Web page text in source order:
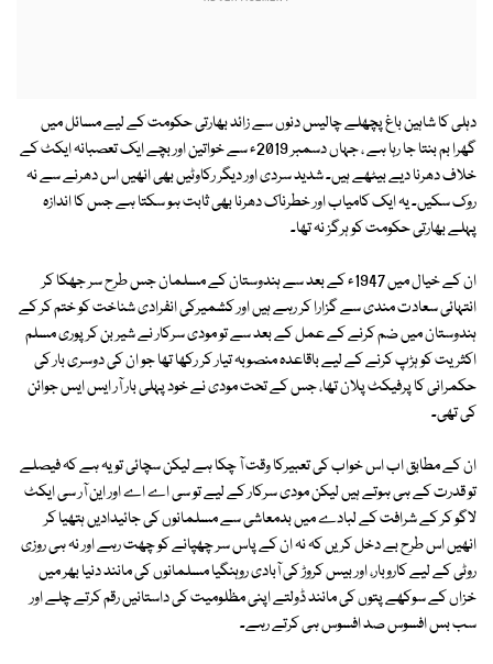
دہلی کا شاہین باغ پچھلے چالیس دنوں سے زائد بھارتی حکومت کے لیے مسائل میں
گھرا بم بنتا جا رہا ہے ، جہاں دسمبر 2019ء سے خواتین اور بچے ایک تعصبانہ ایکٹ کے
خلاف دھرنا دیے بیٹھے ہیں۔ شدید سردی اور دیگر رکاوٹیں بھی انھیں اس دھرنے سے نہ
روک سکیں۔ یہ ایک کامیاب اور خطرناک دھرنا بھی ثابت ہو سکتا ہے جس کا اندازہ
پہلے بھارتی حکومت کو ہرگز نہ تھا۔
ان کے خیال میں 1947ء کے بعد سے ہندوستان کے مسلمان جس طرح سر جھکا کر
انتہائی سعادت مندی سے گزارا کر رہے ہیں اور کشمیرکی انفرادی شناخت کو ختم کر کے
ہندوستان میں ضم کرنے کے عمل کے بعد سے تو مودی سرکار نے شیر بن کر پوری مسلم
اکثریت کو ہڑپ کرنے کے لیے باقاعدہ منصوبہ تیار کر رکھا تھا جو ان کی دوسری بار کی
حکمرانی کا پرفیکٹ پلان تھا، جس کے تحت مودی نے خود پہلی بار آر ایس ایس جوائن
کی تھی۔
ان کے مطابق اب اس خواب کی تعبیرکا وقت آ چکا ہے لیکن سچائی تو یہ ہے کہ فیصلے
تو قدرت کے ہی ہوتے ہیں لیکن مودی سرکار کے لیے تو سی اے اے اور این آر سی ایکٹ
لاگو کر کے شرافت کے لبادے میں بدمعاشی سے مسلمانوں کی جائیدادیں ہتھیا کر
انھیں اس طرح بے دخل کریں کہ نہ ان کے پاس سر چھپانے کو چھت رہے اور نہ ہی روزی
روٹی کے لیے کاروبار، اور بیس کروڑ کی آبادی روہنگیا مسلمانوں کی مانند دنیا بھر میں
خزاں کے سوکھے پتوں کی مانند ڈولتے اپنی مظلومیت کی داستانیں رقم کرتے چلے اور
سب بس افسوس صد افسوس ہی کرتے رہے۔